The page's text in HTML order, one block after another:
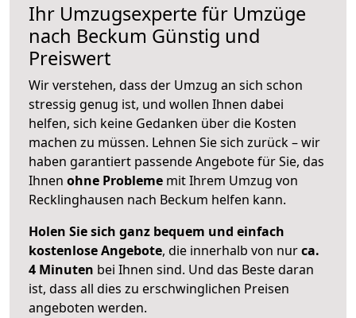
Ihr Umzugsexperte für Umzüge
nach Beckum Günstig und
Preiswert
Wir verstehen, dass der Umzug an sich schon
stressig genug ist, und wollen Ihnen dabei
helfen, sich keine Gedanken über die Kosten
machen zu müssen. Lehnen Sie sich zurück – wir
haben garantiert passende Angebote für Sie, das
Ihnen ohne Probleme mit Ihrem Umzug von
Recklinghausen nach Beckum helfen kann.
Holen Sie sich ganz bequem und einfach
kostenlose Angebote, die innerhalb von nurca.
4 Minuten bei Ihnen sind. Und das Beste daran
ist, dass all dies zu erschwinglichen Preisen
angeboten werden.